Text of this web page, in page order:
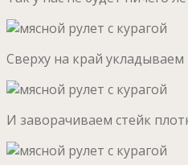
Сверху на край укладываем
И заворачиваем стейк